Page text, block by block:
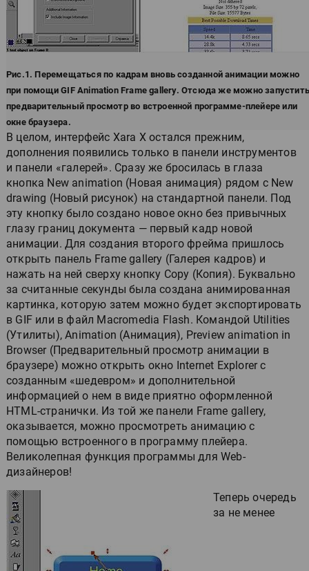
Рис.1. Перемещаться по кадрам вновь созданной анимации можно
при помощи GIF Animation Frame gallery. Отсюда же можно
предварительный просмотр во встроенной программе-плейере или
окне браузера.
В целом, интерфейс Xara X остался прежним,
дополнения появились только в панели инструментов
и панели «галерей». Сразу же бросилась в глаза
кнопка New animation (Новая анимация) рядом с New
drawing (Новый рисунок) на стандартной панели. Под
эту кнопку было создано новое окно без привычных
глазу границ документа — первый кадр новой
анимации. Для создания второго фрейма пришлось
открыть панель Frame gallery (Галерея кадров) и
нажать на ней сверху кнопку Сopy (Копия). Буквально
за считанные секунды была создана анимированная
картинка, которую затем можно будет экспортировать
в GIF или в файл Macromedia Flash. Командой Utilities
(Утилиты), Animation (Анимация), Preview animation in
Browser (Предварительный просмотр анимации в
браузере) можно открыть окно Internet Explorer с
созданным «шедевром» и дополнительной
информацией о нем в виде приятно оформленной
HTML-странички. Из той же панели Frame gallery,
оказывается, можно просмотреть анимацию с
помощью встроенного в программу плейера.
Великолепная функция программы для Web-
дизайнеров!
Теперь очередь
за не менее